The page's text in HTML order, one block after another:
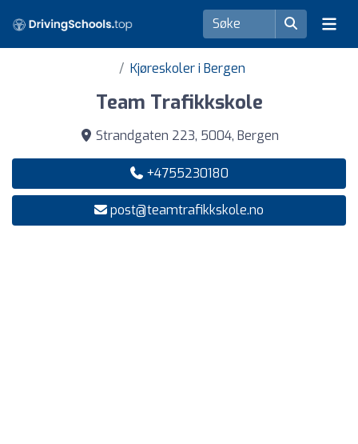
Kjøreskoler i Bergen
Team Trafikkskole
Strandgaten 223, 5004, Bergen
+4755230180
post@teamtrafikkskole.no